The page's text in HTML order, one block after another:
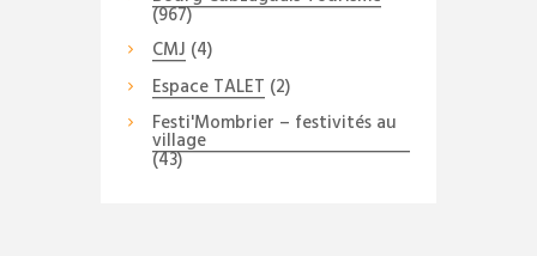
(967)
CMJ (4)
Espace TALET (2)
Festi'Mombrier – festivités au
village
(43)